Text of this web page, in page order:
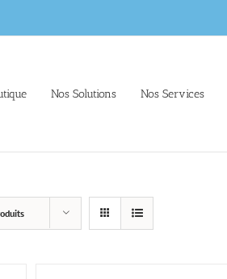
Nos Solutions Nos Services